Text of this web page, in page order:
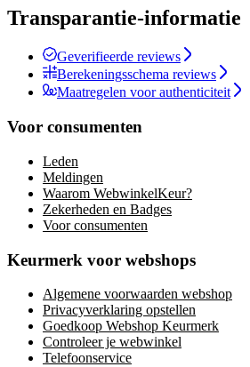
Transparantie-informatie
Geverifieerde reviews
Berekeningsschema reviews
Maatregelen voor authenticiteit
Voor consumenten
Leden
Meldingen
Waarom WebwinkelKeur?
Zekerheden en Badges
Voor consumenten
Keurmerk voor webshops
Algemene voorwaarden webshop
Privacyverklaring opstellen
Goedkoop Webshop Keurmerk
Controleer je webwinkel
Telefoonservice